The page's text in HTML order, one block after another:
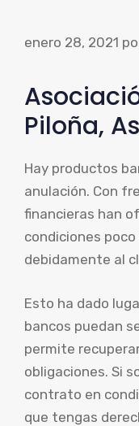
enero 28, 2021
Piloña,
Hay productos
anulación. Con
financieras han
condiciones
debidamente al
Esto ha dado
bancos puedan
permite
obligaciones. Si
contrato en
que tengas